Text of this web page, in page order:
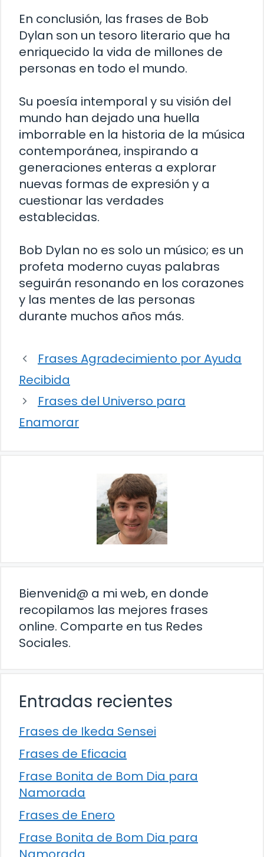
En conclusión, las frases de Bob
Dylan son un tesoro literario que ha
enriquecido la vida de millones de
personas en todo el mundo.
Su poesía intemporal y su visión del
mundo han dejado una huella
imborrable en la historia de la música
contemporánea, inspirando a
generaciones enteras a explorar
nuevas formas de expresión y a
cuestionar las verdades
establecidas.
Bob Dylan no es solo un músico; es un
profeta moderno cuyas palabras
seguirán resonando en los corazones
y las mentes de las personas
durante muchos años más.
Frases Agradecimiento por Ayuda
Recibida
Frases del Universo para
Enamorar
Bienvenid@ a mi web, en donde
recopilamos las mejores frases
online. Comparte en tus Redes
Sociales.
Entradas recientes
Frases de Ikeda Sensei
Frases de Eficacia
Frase Bonita de Bom Dia para
Namorada
Frases de Enero
Frase Bonita de Bom Dia para